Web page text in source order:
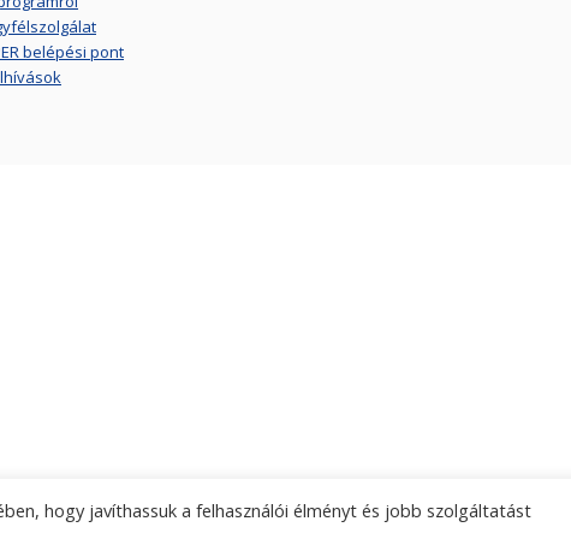
belépési pont
hogy javíthassuk a felhasználói élményt és jobb szolgáltatást